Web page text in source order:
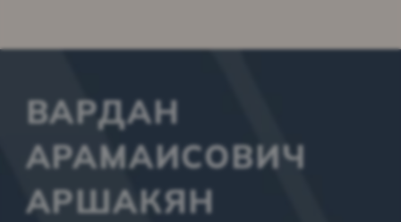
ВАРДАН
АРАМАИСОВИЧ
АРШАКЯН